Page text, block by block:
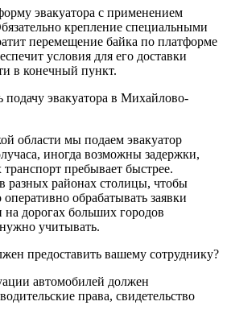
эвакуатора с применением
крепление специальными
перемещение байка по платформе
условия для его доставки
в конечный пункт.
подачу эвакуатора в Михайлово-
области мы подаем эвакуатор
иногда возможны задержки,
пребывает быстрее.
разных районах столицы, чтобы
обрабатывать заявки
дорогах больших городов
учитывать.
предоставить вашему сотруднику?
автомобилей должен
права, свидетельство